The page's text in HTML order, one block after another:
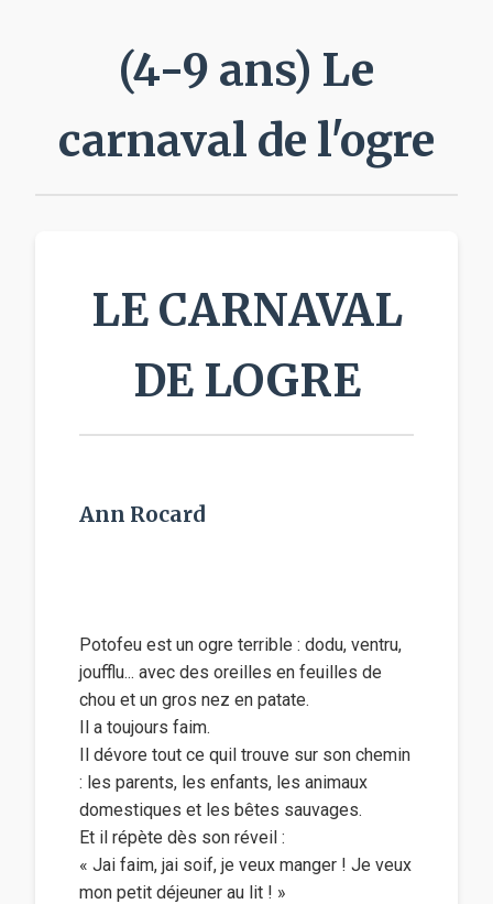
(4-9 ans) Le
carnaval de l'ogre
LE CARNAVAL
DE LOGRE
Ann Rocard
Potofeu est un ogre terrible : dodu, ventru,
joufflu... avec des oreilles en feuilles de
chou et un gros nez en patate.
Il a toujours faim.
Il dévore tout ce quil trouve sur son chemin
: les parents, les enfants, les animaux
domestiques et les bêtes sauvages.
Et il répète dès son réveil :
« Jai faim, jai soif, je veux manger ! Je veux
mon petit déjeuner au lit ! »